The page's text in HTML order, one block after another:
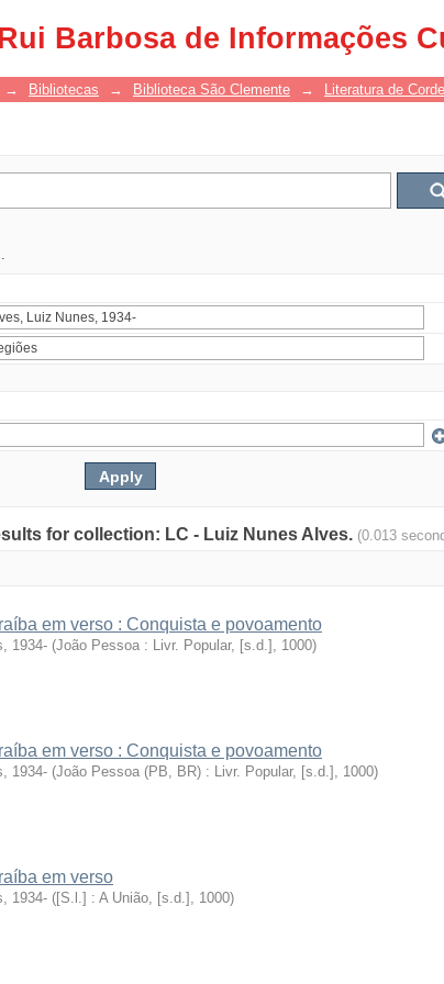
Barbosa de Informações
→ Bibliotecas → Biblioteca São Clemente → Literatura de Cordel
for collection: LC - Luiz Nunes Alves. (0.013
em verso : Conquista e povoamento
1934- (João Pessoa : Livr. Popular, [s.d.] , 1000)
em verso : Conquista e povoamento
1934- (João Pessoa (PB, BR) : Livr. Popular, [s.d.] , 1000)
em verso
1934- ([S.l.] : A União, [s.d.] , 1000)